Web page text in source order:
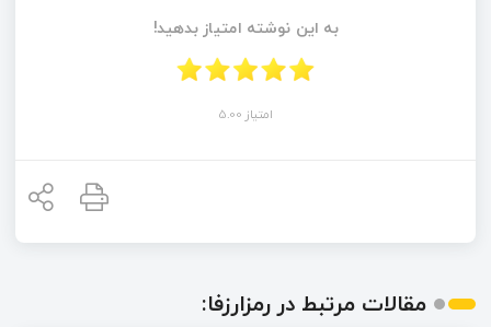
به این نوشته امتیاز بدهید!
امتیاز 5.00
مقالات مرتبط در رمزارزفا: